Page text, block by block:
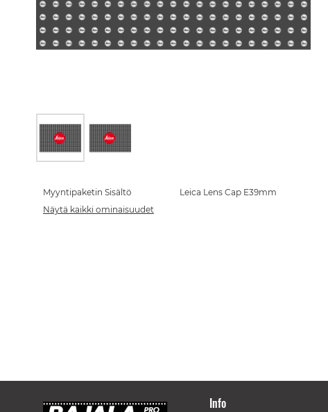
the
beginning
of
Myyntipaketin Sisältö
Leica Lens Cap E39mm
Näytä kaikki ominaisuudet
Info